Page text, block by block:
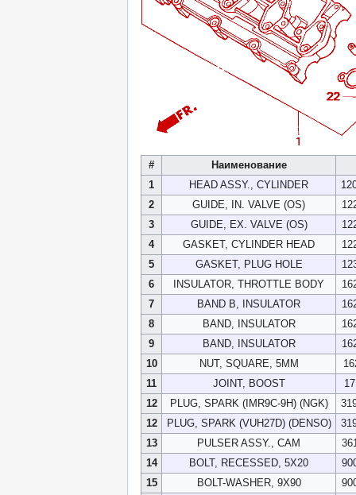
#
Наименование
1
HEAD ASSY., CYLINDER
2
GUIDE, IN. VALVE (OS)
3
GUIDE, EX. VALVE (OS)
4
GASKET, CYLINDER HEAD
5
GASKET, PLUG HOLE
6
INSULATOR, THROTTLE BODY
7
BAND B, INSULATOR
8
BAND, INSULATOR
9
BAND, INSULATOR
10
NUT, SQUARE, 5MM
11
JOINT, BOOST
12
PLUG, SPARK (IMR9C-9H) (NGK)
12
PLUG, SPARK (VUH27D) (DENSO)
13
PULSER ASSY., CAM
14
BOLT, RECESSED, 5X20
15
BOLT-WASHER, 9X90